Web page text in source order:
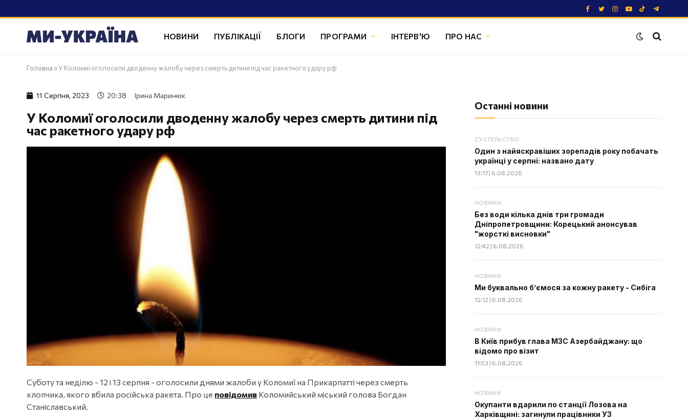
Facebook
TwitterInstagram
YouTube
TikTokTelegram
НОВИНИ ПУБЛІКАЦІЇ БЛОГИ ПРОГРАМИ ІНТЕРВ'Ю ПРО НАС
Головна »У Коломиї оголосили дводенну жалобу через смерть дитини під час ракетного удару рф
11 Серпня, 2023 20:38 Ірина Маринюк
У Коломиї оголосили дводенну жалобу через смерть дитини під
час ракетного удару рф
Суботу та неділю - 12 і 13 серпня - оголосили днями жалоби у Коломиї на Прикарпатті через смерть
хлопчика, якого вбила російська ракета. Про це повідомив Коломийський міський голова Богдан
Станіславський.
Останні новини
СУСПІЛЬСТВО
Один з найяскравіших зорепадів року побачать
українці у серпні: названо дату
13:17 | 6.08.2026
НОВИНИ
Без води кілька днів три громади
Дніпропетровщини: Корецький анонсував
"жорсткі висновки"
12:42 | 6.08.2026
НОВИНИ
Ми буквально б’ємося за кожну ракету - Сибіга
12:12 | 6.08.2026
НОВИНИ
В Київ прибув глава МЗС Азербайджану: що
відомо про візит
11:53 | 6.08.2026
НОВИНИ
Окупанти вдарили по станції Лозова на
Харківщині: загинули працівники УЗ